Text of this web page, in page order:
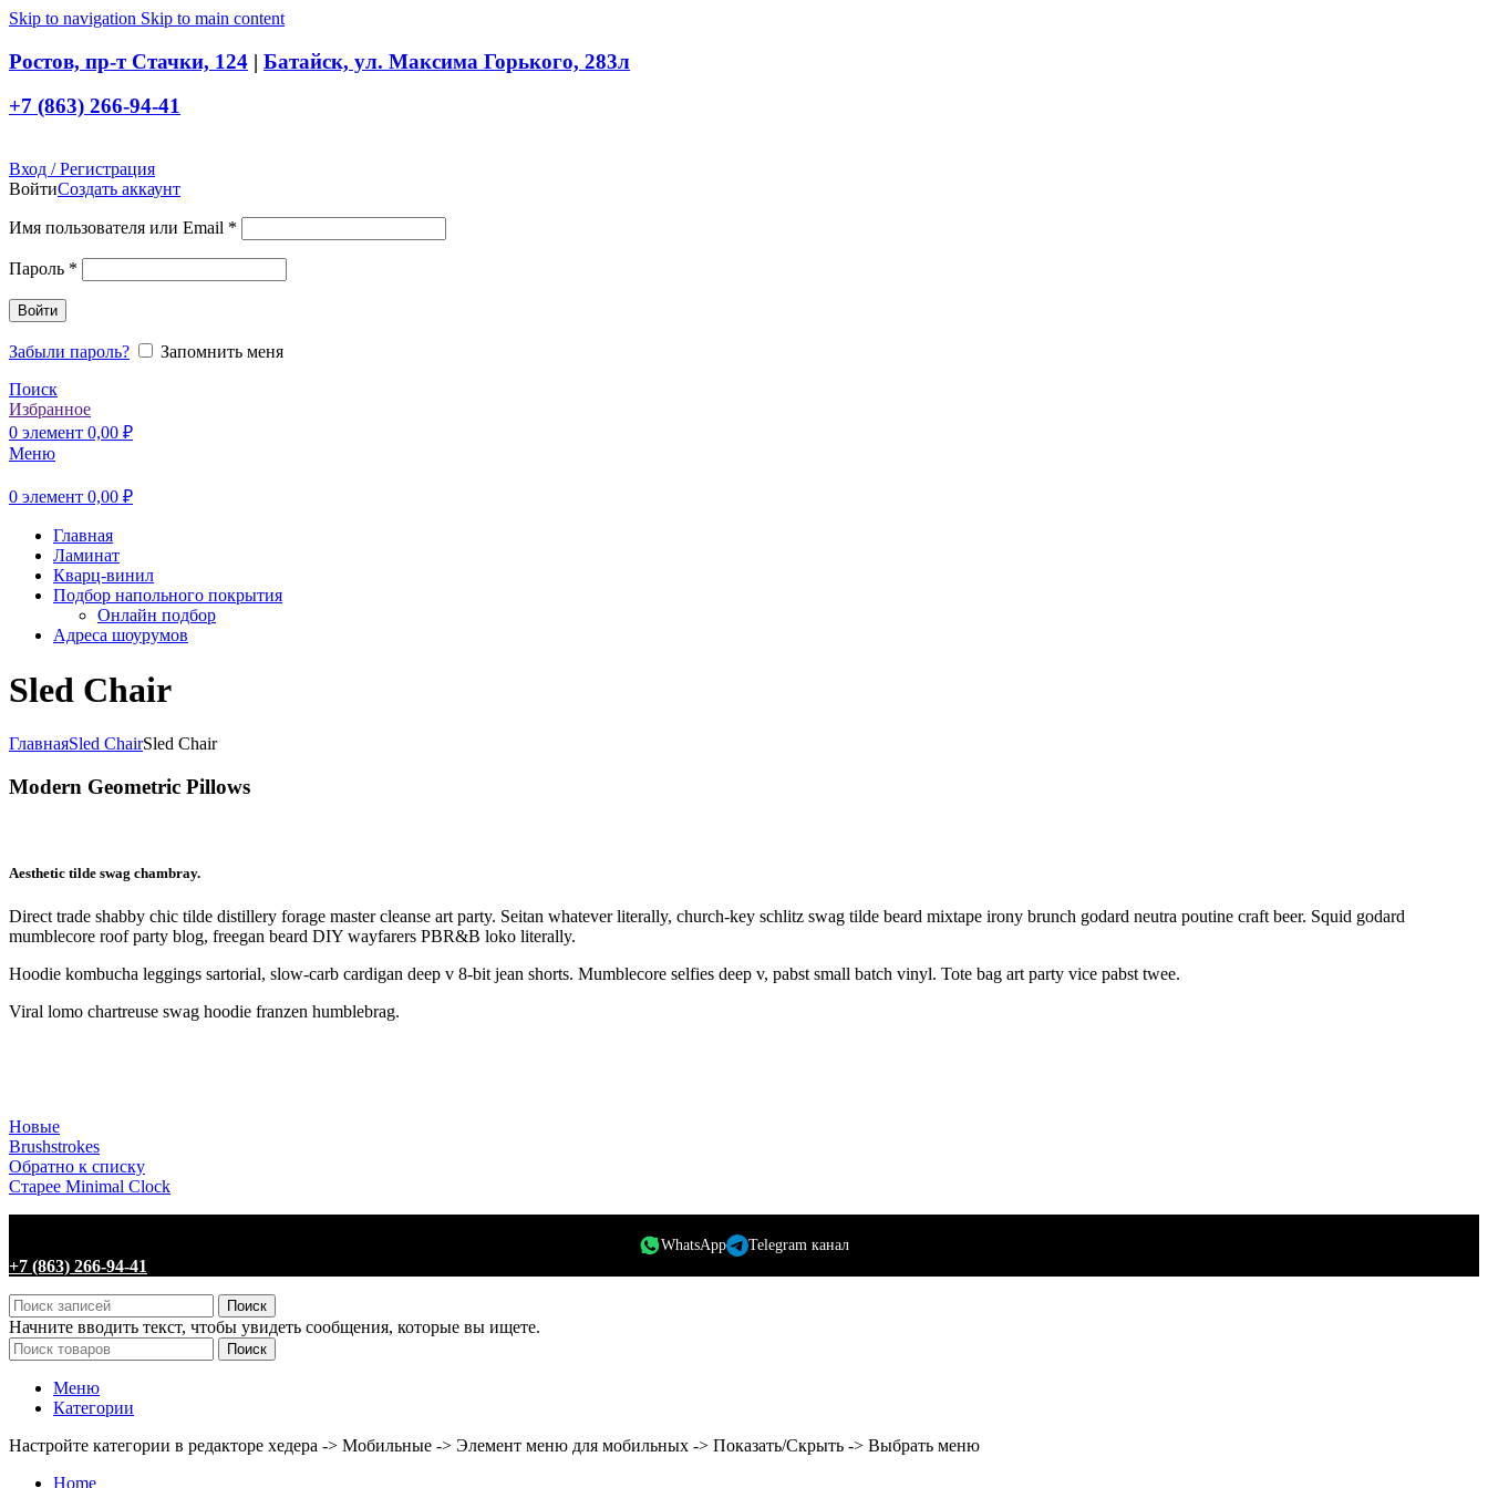
Skip to navigation Skip to main content
Ростов, пр-т Стачки, 124 | Батайск, ул. Максима Горького, 283л
+7 (863) 266-94-41
Вход / Регистрация
ВойтиСоздать аккаунт
Имя пользователя или Email *
Пароль *
Войти
Забыли пароль?
Запомнить меня
Поиск
Избранное
0 элемент 0,00 ₽
Меню
0 элемент 0,00 ₽
Главная
Ламинат
Кварц-винил
Подбор напольного покрытия
Онлайн подбор
Адреса шоурумов
Sled Chair
ГлавнаяSled ChairSled Chair
Modern Geometric Pillows
Aesthetic tilde swag chambray.
Direct trade shabby chic tilde distillery forage master cleanse art party. Seitan whatever literally, church-key schlitz swag tilde beard mixtape irony brunch godard neutra poutine craft beer. Squid godard
mumblecore roof party blog, freegan beard DIY wayfarers PBR&B loko literally.
Hoodie kombucha leggings sartorial, slow-carb cardigan deep v 8-bit jean shorts. Mumblecore selfies deep v, pabst small batch vinyl. Tote bag art party vice pabst twee.
Viral lomo chartreuse swag hoodie franzen humblebrag.
Новые
Brushstrokes
Обратно к списку
Старее Minimal Clock
WhatsApp Telegram канал
+7 (863) 266-94-41
Поиск
Начните вводить текст, чтобы увидеть сообщения, которые вы ищете.
Поиск
Меню
Категории
Настройте категории в редакторе хедера -> Мобильные -> Элемент меню для мобильных -> Показать/Скрыть -> Выбрать меню
Home